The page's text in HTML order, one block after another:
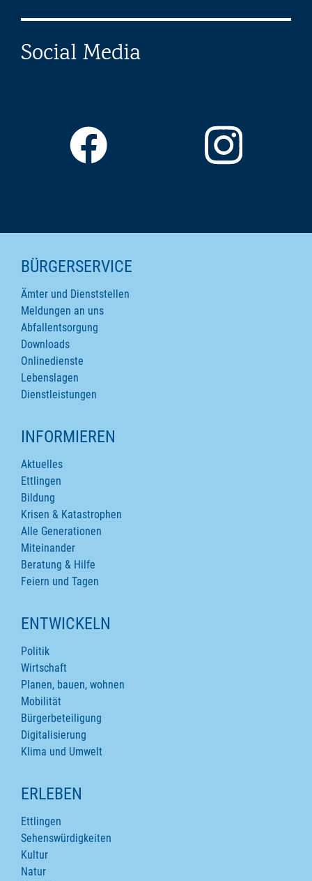
Social Media
SEITENINHALTE
BÜRGERSERVICE
Ämter und Dienststellen
Meldungen an uns
Abfallentsorgung
Downloads
Onlinedienste
Lebenslagen
Dienstleistungen
INFORMIEREN
Aktuelles
Ettlingen
Bildung
Krisen & Katastrophen
Alle Generationen
Miteinander
Beratung & Hilfe
Feiern und Tagen
ENTWICKELN
Politik
Wirtschaft
Planen, bauen, wohnen
Mobilität
Bürgerbeteiligung
Digitalisierung
Klima und Umwelt
ERLEBEN
Ettlingen
Sehenswürdigkeiten
Kultur
Natur